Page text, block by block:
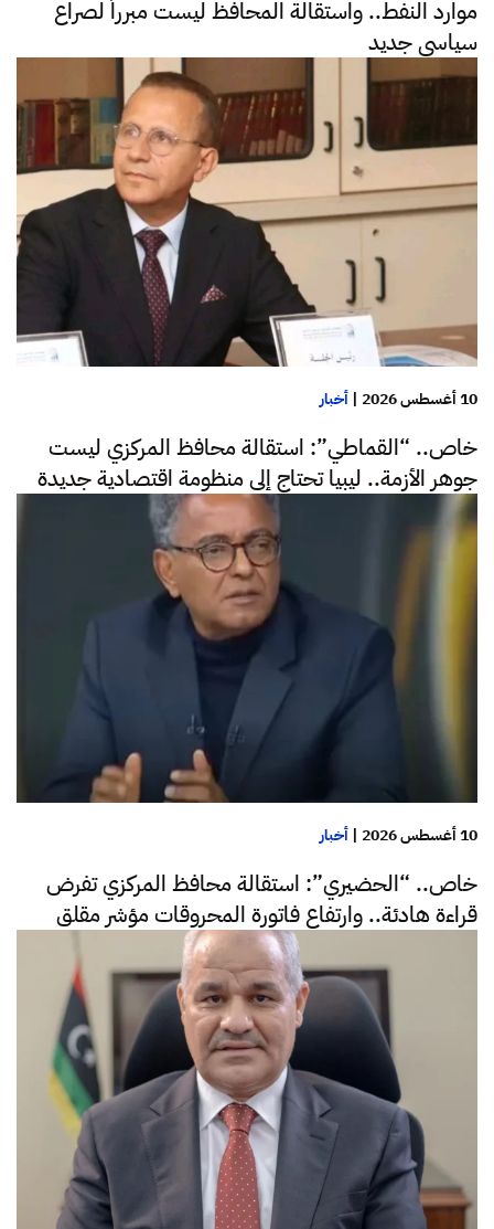
موارد النفط.. واستقالة المحافظ ليست مبرراً لصراع
سياسي جديد
10 أغسطس 2026 | أخبار
خاص.. “القماطي”: استقالة محافظ المركزي ليست
جوهر الأزمة.. ليبيا تحتاج إلى منظومة اقتصادية جديدة
10 أغسطس 2026 | أخبار
خاص.. “الحضيري”: استقالة محافظ المركزي تفرض
قراءة هادئة.. وارتفاع فاتورة المحروقات مؤشر مقلق